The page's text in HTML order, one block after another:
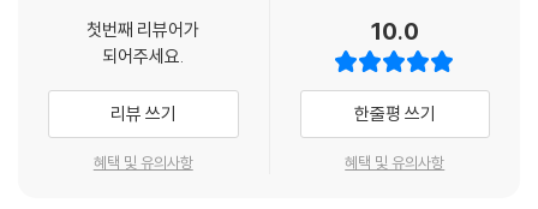
바울이 저술한 로마서가 하나님을 찬양하고 교회를 세우는 데 목표가 있었
던 것처럼, 이 책은 성경과 교리 신학이 절묘하게 어우러져 복음의 빛을 한
층 더 선명하게 드러냅니다. 이 책은 우리를 지적 만족에 머물지 않고, 나아
가 교회 공동체와 그리스도인의 삶의 현장에서 경건의 연습에 힘쓰게 합니
첫번째 리뷰어가
되어주세요.
리뷰 쓰기
혜택 및 유의사항
10.0
한줄평 쓰기
혜택 및 유의사항